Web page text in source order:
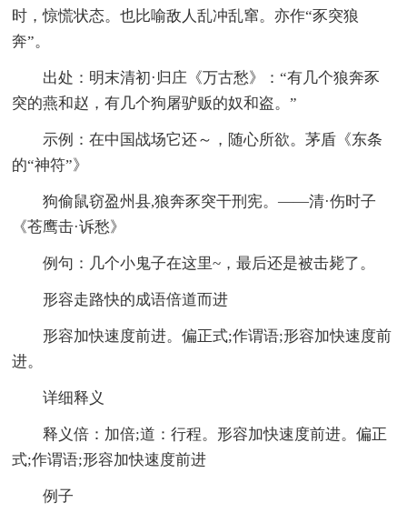
时，惊慌状态。也比喻敌人乱冲乱窜。亦作“豕突狼
奔”。
出处：明末清初·归庄《万古愁》：“有几个狼奔豕
突的燕和赵，有几个狗屠驴贩的奴和盗。”
示例：在中国战场它还～，随心所欲。茅盾《东条
的“神符”》
狗偷鼠窃盈州县,狼奔豕突干刑宪。——清·伤时子
《苍鹰击·诉愁》
例句：几个小鬼子在这里~，最后还是被击毙了。
形容走路快的成语倍道而进
形容加快速度前进。偏正式;作谓语;形容加快速度前
进。
详细释义
释义倍：加倍;道：行程。形容加快速度前进。偏正
式;作谓语;形容加快速度前进
例子